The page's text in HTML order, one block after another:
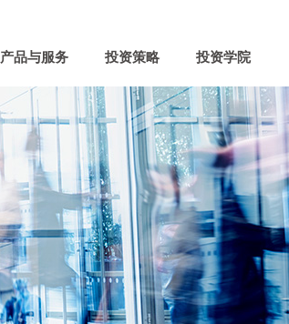
产品与服务 投资策略 投资学院